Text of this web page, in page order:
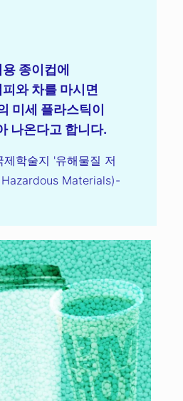
종이컵에
와 차를 마시면
미세 플라스틱이
나온다고 합니다.
학술지 '유해물질 저
Materials)-